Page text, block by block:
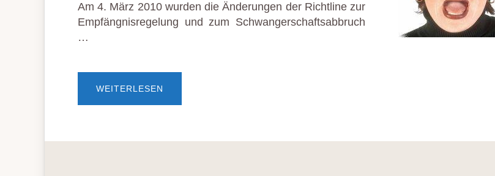
Am 4. März 2010 wurden die Änderungen der Richtline zur
Empfängnisregelung und zum Schwangerschaftsabbruch
…
WEITERLESEN
GEL­
GER­